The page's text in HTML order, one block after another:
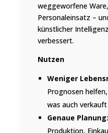
weggeworfene
Personaleinsatz –
künstlicher
verbessert.
Nutzen
Weniger
Prognosen
was auch verkauft
Genaue Planung:
Produktion,